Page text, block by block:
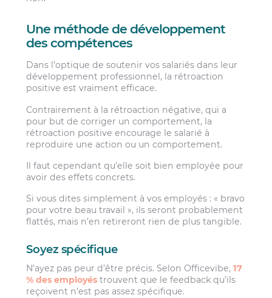
Une méthode de développement
des compétences
Dans l’optique de soutenir vos salariés dans leur
développement professionnel, la rétroaction
positive est vraiment efficace.
Contrairement à la rétroaction négative, qui a
pour but de corriger un comportement, la
rétroaction positive encourage le salarié à
reproduire une action ou un comportement.
Il faut cependant qu’elle soit bien employée pour
avoir des effets concrets.
Si vous dites simplement à vos employés : « bravo
pour votre beau travail », ils seront probablement
flattés, mais n’en retireront rien de plus tangible.
Soyez spécifique
N’ayez pas peur d’être précis. Selon Officevibe,17
% des employés trouvent que le feedback qu’ils
reçoivent n’est pas assez spécifique.